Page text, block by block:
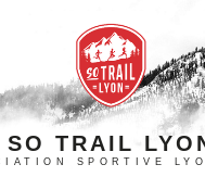
SO TRAIL
SPORTIVE